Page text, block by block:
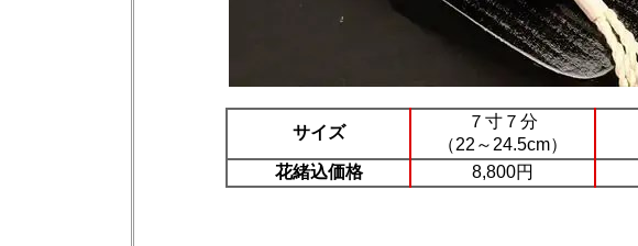
サイズ
７寸７分
（22～24.5cm）
花緒込価格
8,800円